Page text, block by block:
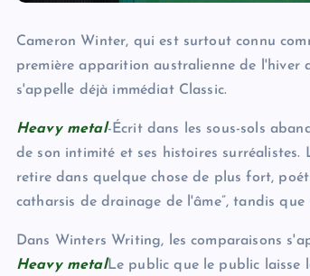
Cameron Winter, qui est surtout connu
première apparition australienne de l'hiver
s'appelle déjà immédiat Classic.
Heavy metal-Écrit dans les sous-sols
de son intimité et ses histoires
retire dans quelque chose de plus fort,
catharsis de drainage de l'âme”, tandis que
Dans Winters Writing, les comparaisons
Heavy metalLe public que le public laisse